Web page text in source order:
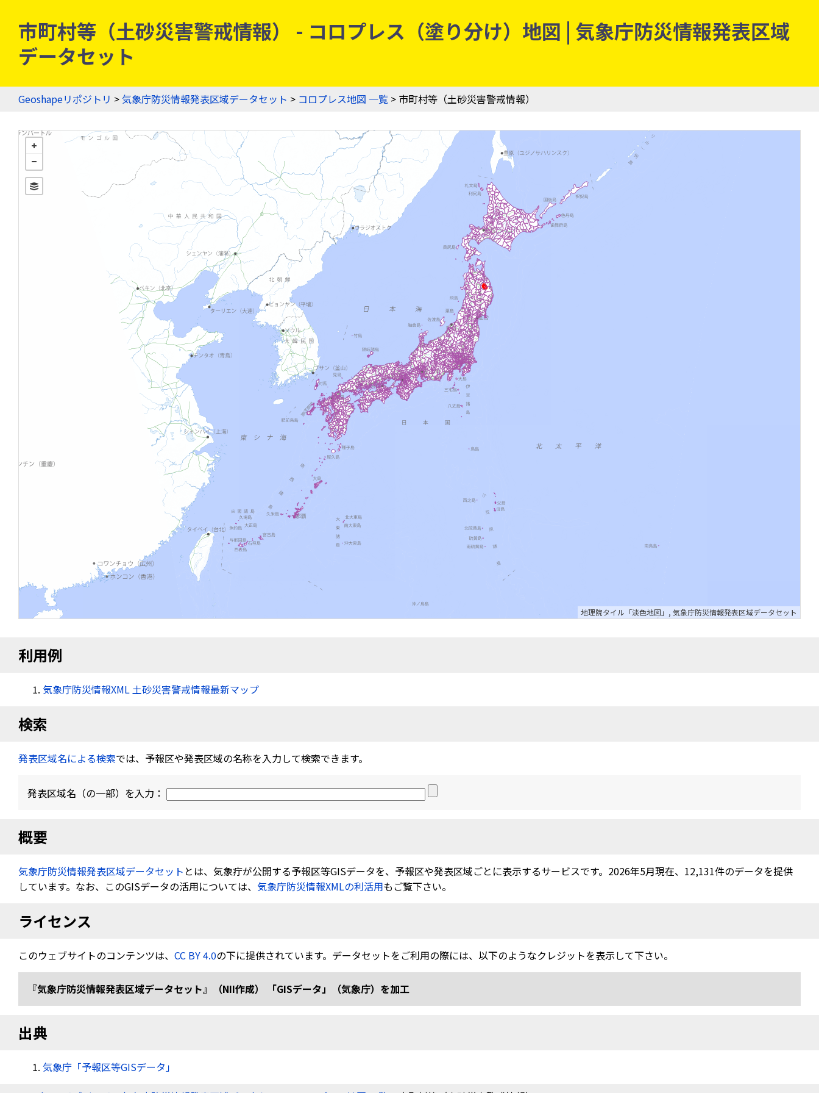
市町村等（土砂災害警戒情報） - コロプレス（塗り分け）地図 | 気象庁防災情報発表区域
データセット
Geoshapeリポジトリ >気象庁防災情報発表区域データセット > コロプレス地図 一覧 > 市町村等（土砂災害警戒情報）
地理院タイル「淡色地図」 , 気象庁防災情報発表区域データセット
利用例
気象庁防災情報XML 土砂災害警戒情報最新マップ
検索
発表区域名による検索では、予報区や発表区域の名称を入力して検索できます。
発表区域名（の一部）を入力：
概要
気象庁防災情報発表区域データセット とは、気象疔が公開する予報区等GISデータを、予報区や発表区域ごとに表示するサービスです。2026年5月現在、12,131件のデータを提供
しています。なお、このGISデータの活用については、 気象庁防災情報XMLの利活用もご覧下さい。
ライセンス
このウェブサイトのコンテンツは、 CC BY 4.0の下に提供されています。データセットをご利用の際には、以下のようなクレジットを表示して下さい。
『気象庁防災情報発表区域データセット』（NII作成） 「GISデータ」（気象庁）を加工
出典
気象庁「予報区等GISデータ」